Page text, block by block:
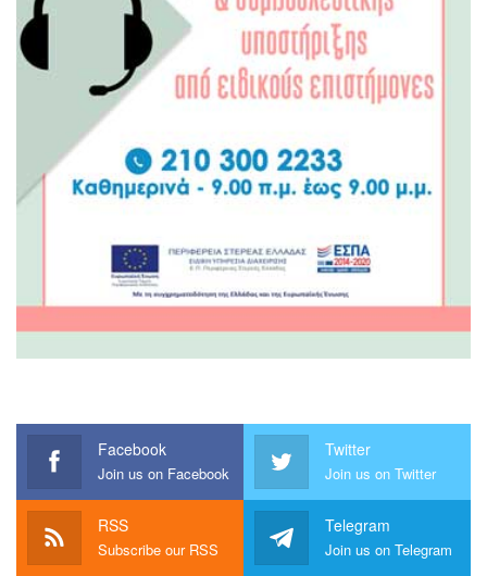
Facebook
Join us on Facebook
Twitter
Join us on Twitter
RSS
Subscribe our RSS
Telegram
Join us on Telegram